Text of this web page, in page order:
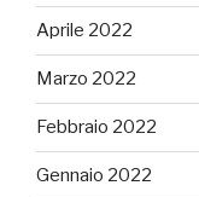
Aprile 2022
Marzo 2022
Febbraio 2022
Gennaio 2022